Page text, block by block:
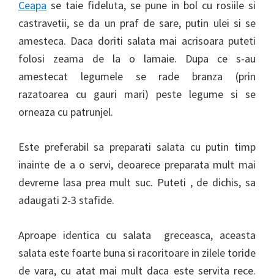
Ceapa se taie fideluta, se pune in bol cu rosiile si
castravetii, se da un praf de sare, putin ulei si se
amesteca. Daca doriti salata mai acrisoara puteti
folosi zeama de la o lamaie. Dupa ce s-au
amestecat legumele se rade branza (prin
razatoarea cu gauri mari) peste legume si se
orneaza cu patrunjel.
Este preferabil sa preparati salata cu putin timp
inainte de a o servi, deoarece preparata mult mai
devreme lasa prea mult suc. Puteti , de dichis, sa
adaugati 2-3 stafide.
Aproape identica cu salata greceasca, aceasta
salata este foarte buna si racoritoare in zilele toride
de vara, cu atat mai mult daca este servita rece.